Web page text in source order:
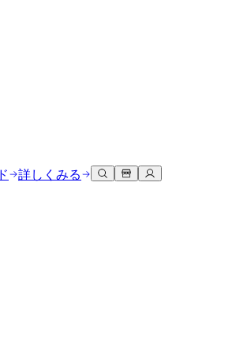
ム向けに2Dおよび3Dゲームを構築
迅速なイテレーション
ジェクトを構築およびレビューする
ニング
体験を作成する
ルとAPIリファレンス
問題追跡
する
がる
カルイベント
ー
介
スターする
レーニング
ームをレベルアップ
サポート
標を早く達成する
詳しくみる